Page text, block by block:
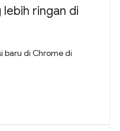
ringan di
baru di Chrome di